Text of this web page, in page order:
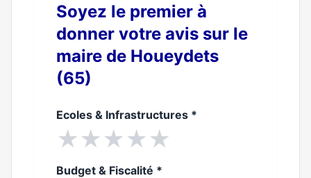
Soyez le premier à
donner votre avis sur le
maire de Houeydets
(65)
Ecoles & Infrastructures *
★★★★★
Budget & Fiscalité *